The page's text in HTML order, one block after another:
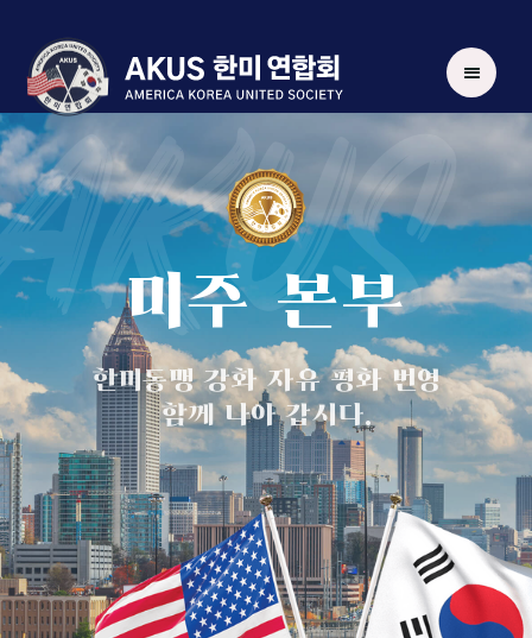
한미동맹 강화 자유 평화 번영
함께 나아 갑시다.
미주 본부